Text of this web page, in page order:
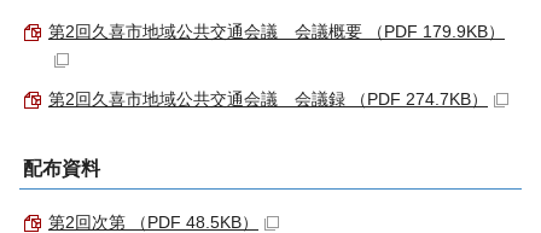
第2回久喜市地域公共交通会議 会議概要 （PDF 179.9KB）
第2回久喜市地域公共交通会議 会議録 （PDF 274.7KB）
配布資料
第2回次第 （PDF 48.5KB）